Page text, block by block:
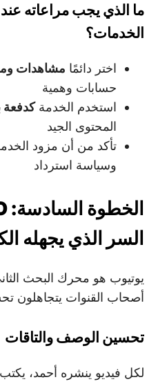
ما الذي يجب مراعاته
الخدمات؟
اختر دائمًا مشاهدات
حسابات وهمية
استخدم الخدمةكدفعة
المحتوى الجيد
تأكد من أن مزود
وسياسة استرداد
السر الذي يجهله
يوتيوب هو محرك البحث
أصحاب القنوات يتجاهلون
تحسين الوصف والتاقات